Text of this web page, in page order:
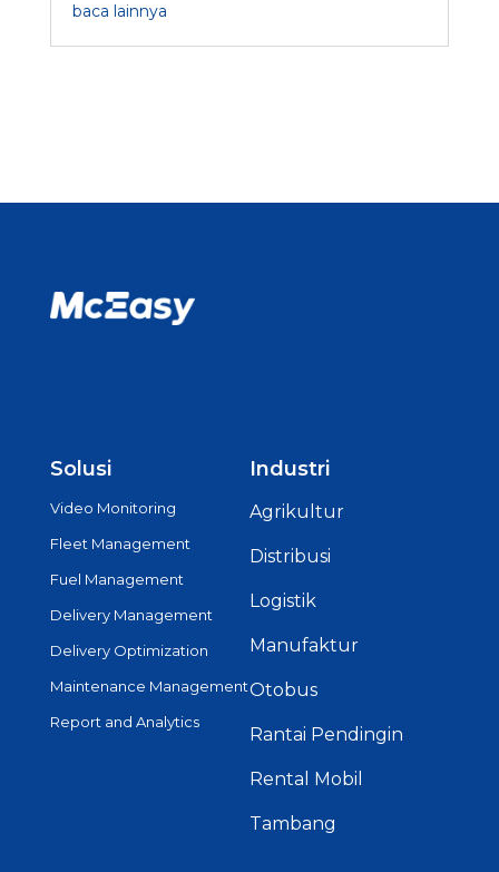
baca lainnya
Solusi
Video Monitoring
Fleet Management
Fuel Management
Delivery Management
Delivery Optimization
Maintenance Management
Report and Analytics
Industri
Agrikultur
Distribusi
Logistik
Manufaktur
Otobus
Rantai Pendingin
Rental Mobil
Tambang